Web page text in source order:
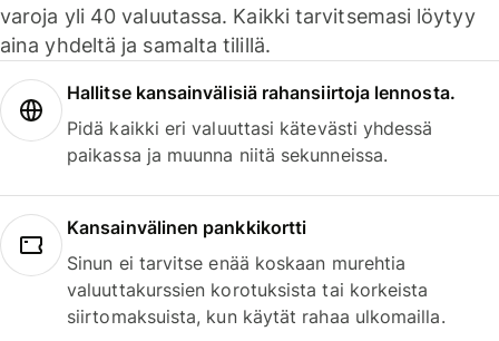
varoja yli 40 valuutassa. Kaikki tarvitsemasi löytyy
aina yhdeltä ja samalta tilillä.
Hallitse kansainvälisiä rahansiirtoja lennosta.
Pidä kaikki eri valuuttasi kätevästi yhdessä
paikassa ja muunna niitä sekunneissa.
Kansainvälinen pankkikortti
Sinun ei tarvitse enää koskaan murehtia
valuuttakurssien korotuksista tai korkeista
siirtomaksuista, kun käytät rahaa ulkomailla.